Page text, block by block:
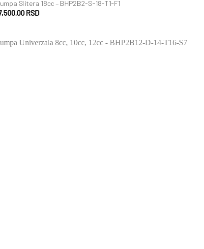
Slitera 18cc – BHP2B2-S-18-T1-F1
RSD